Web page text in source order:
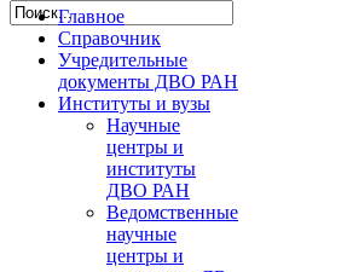
Главное
Справочник
Учредительные
документы ДВО РАН
Институты и вузы
Научные
центры и
институты
ДВО РАН
Ведомственные
научные
центры и